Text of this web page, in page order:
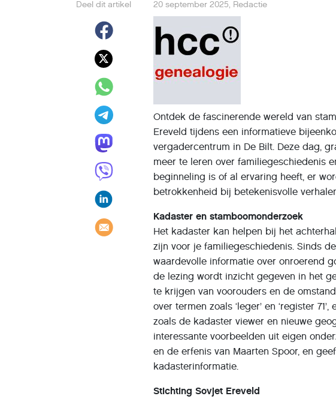
Deel dit artikel 20 september 2025, Redactie
Ontdek de fascinerende wereld van
Ereveld tijdens een informatieve
vergadercentrum in De Bilt. Deze dag,
meer te leren over familiegeschiedenis
beginneling is of al ervaring heeft, er
betrokkenheid bij betekenisvolle
Kadaster en stamboomonderzoek
Het kadaster kan helpen bij het
zijn voor je familiegeschiedenis. Sinds
waardevolle informatie over onroerend
de lezing wordt inzicht gegeven in het
te krijgen van voorouders en de
over termen zoals ‘leger’ en ‘register
zoals de kadaster viewer en nieuwe
interessante voorbeelden uit eigen
en de erfenis van Maarten Spoor, en
kadasterinformatie.
Stichting Sovjet Ereveld